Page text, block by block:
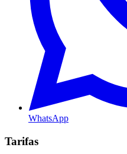
WhatsApp
Tarifas